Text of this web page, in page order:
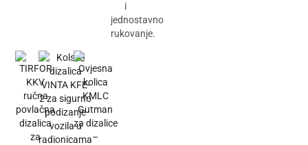
i
jednostavno
rukovanje.